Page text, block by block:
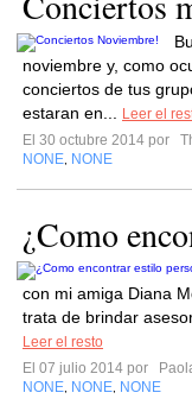
noviembre y, como
conciertos de tus
estaran en...
Leer el
El 30 octubre 2014 por
NONE NONE
¿Como
con mi amiga Diana
trata de brindar
Leer el resto
El 07 julio 2014 por
NONE NONE NONE